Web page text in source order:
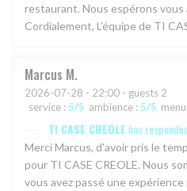
restaurant. Nous espérons
Cordialement, L'équipe de TI
Marcus M
2026-07-28 - 22:00 - guests 2
service : 5/5 ambience : 5/5 menu
TI CASE CREOLE has
Merci Marcus, d'avoir pris le
pour TI CASE CREOLE. Nous
vous avez passé une